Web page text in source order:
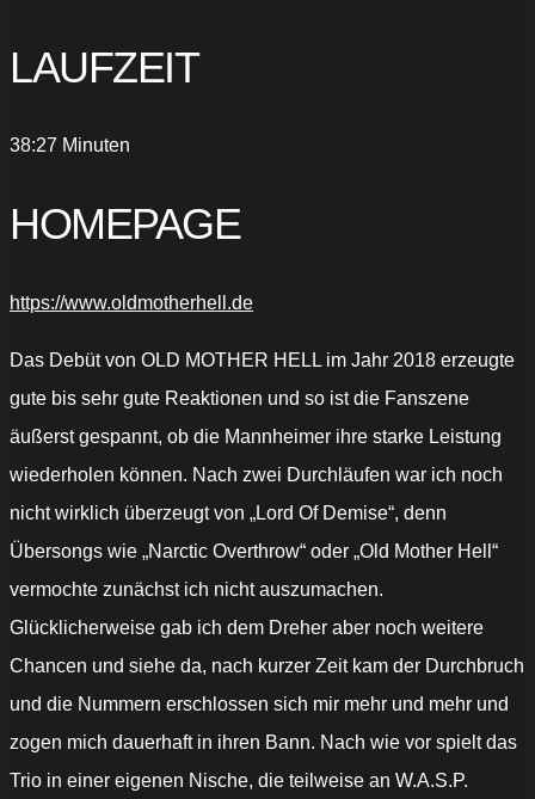
LAUFZEIT
38:27 Minuten
HOMEPAGE
https://www.oldmotherhell.de
Das Debüt von OLD MOTHER HELL im Jahr 2018 erzeugte
gute bis sehr gute Reaktionen und so ist die Fanszene
äußerst gespannt, ob die Mannheimer ihre starke Leistung
wiederholen können. Nach zwei Durchläufen war ich noch
nicht wirklich überzeugt von „Lord Of Demise“, denn
Übersongs wie „Narctic Overthrow“ oder „Old Mother Hell“
vermochte zunächst ich nicht auszumachen.
Glücklicherweise gab ich dem Dreher aber noch weitere
Chancen und siehe da, nach kurzer Zeit kam der Durchbruch
und die Nummern erschlossen sich mir mehr und mehr und
zogen mich dauerhaft in ihren Bann. Nach wie vor spielt das
Trio in einer eigenen Nische, die teilweise an W.A.S.P.